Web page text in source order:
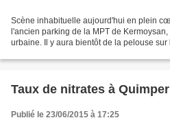
Scène inhabituelle aujourd'hui en plein
l'ancien parking de la MPT de
urbaine. Il y aura bientôt de la pelouse
Taux de nitrates à
Publié le 23/06/2015 à 17:25